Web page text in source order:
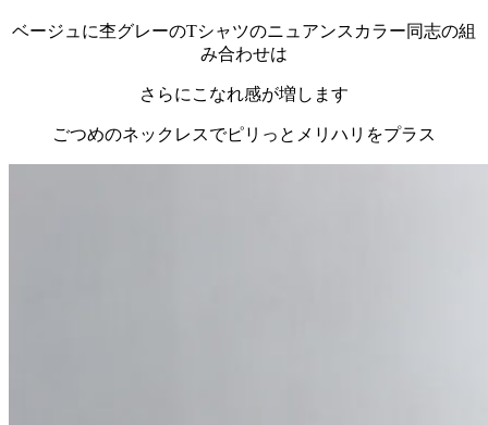
ベージュに杢グレーのTシャツのニュアンスカラー同志の組
み合わせは
さらにこなれ感が増します
ごつめのネックレスでピリっとメリハリをプラス